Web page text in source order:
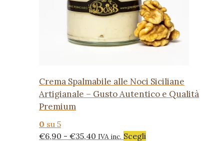
Crema Spalmabile alle Noci Siciliane
Artigianale – Gusto Autentico e Qualità
Premium
0 su 5
€6,90 - €35,40 Fascia
IVA inc. Scegli